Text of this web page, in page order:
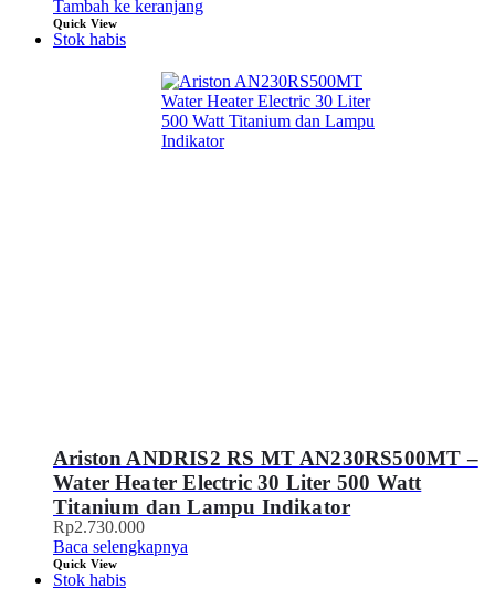
Tambah ke keranjang
Quick View
Stok habis
Ariston ANDRIS2 RS MT AN230RS500MT –
Water Heater Electric 30 Liter 500 Watt
Titanium dan Lampu Indikator
Rp2.730.000
Baca selengkapnya
Quick View
Stok habis